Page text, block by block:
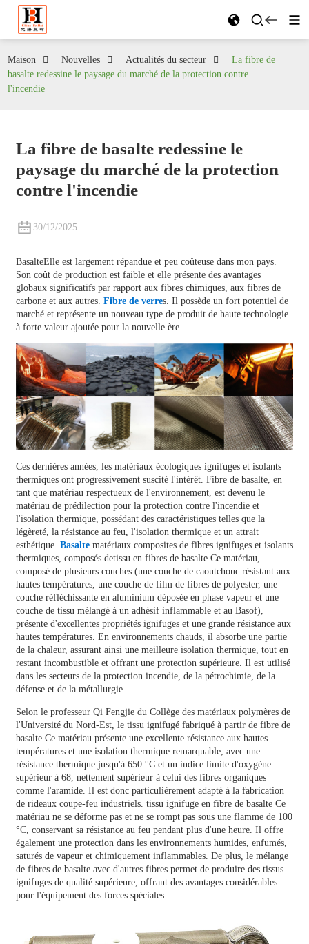
Maison Nouvelles Actualités du secteur
La fibre de
basalte redessine le paysage du marché de la protection contre
l'incendie
La fibre de basalte redessine le
paysage du marché de la protection
contre l'incendie
30/12/2025
BasalteElle est largement répandue et peu coûteuse dans mon pays.
Son coût de production est faible et elle présente des avantages
globaux significatifs par rapport aux fibres chimiques, aux fibres de
carbone et aux autres. Fibre de verres. Il possède un fort potentiel de
marché et représente un nouveau type de produit de haute technologie
à forte valeur ajoutée pour la nouvelle ère.
Ces dernières années, les matériaux écologiques ignifuges et isolants
thermiques ont progressivement suscité l'intérêt. Fibre de basalte, en
tant que matériau respectueux de l'environnement, est devenu le
matériau de prédilection pour la protection contre l'incendie et
l'isolation thermique, possédant des caractéristiques telles que la
légèreté, la résistance au feu, l'isolation thermique et un attrait
esthétique. Basaltematériaux composites de fibres ignifuges et isolants
thermiques, composés detissu en fibres de basalteCe matériau,
composé de plusieurs couches (une couche de caoutchouc résistant aux
hautes températures, une couche de film de fibres de polyester, une
couche réfléchissante en aluminium déposée en phase vapeur et une
couche de tissu mélangé à un adhésif inflammable et au Basof),
présente d'excellentes propriétés ignifuges et une grande résistance aux
hautes températures. En environnements chauds, il absorbe une partie
de la chaleur, assurant ainsi une meilleure isolation thermique, tout en
restant incombustible et offrant une protection supérieure. Il est utilisé
dans les secteurs de la protection incendie, de la pétrochimie, de la
défense et de la métallurgie.
Selon le professeur Qi Fengjie du Collège des matériaux polymères de
l'Université du Nord-Est, le tissu ignifugé fabriqué à partir de fibre de
basalteCe matériau présente une excellente résistance aux hautes
températures et une isolation thermique remarquable, avec une
résistance thermique jusqu'à 650 °C et un indice limite d'oxygène
supérieur à 68, nettement supérieur à celui des fibres organiques
comme l'aramide. Il est donc particulièrement adapté à la fabrication
de rideaux coupe-feu industriels. tissu ignifuge en fibre de basalte Ce
matériau ne se déforme pas et ne se rompt pas sous une flamme de 100
°C, conservant sa résistance au feu pendant plus d'une heure. Il offre
également une protection dans les environnements humides, enfumés,
saturés de vapeur et chimiquement inflammables. De plus, le mélange
de fibres de basalte avec d'autres fibres permet de produire des tissus
ignifuges de qualité supérieure, offrant des avantages considérables
pour l'équipement des forces spéciales.